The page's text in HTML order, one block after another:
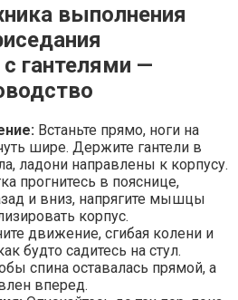
выполнения
гантелями —
Встаньте прямо, ноги на
шире. Держите гантели в
ладони направлены к корпусу.
прогнитесь в пояснице,
и вниз, напрягите мышцы
корпус.
движение, сгибая колени и
будто садитесь на стул.
спина оставалась прямой, а
вперед.